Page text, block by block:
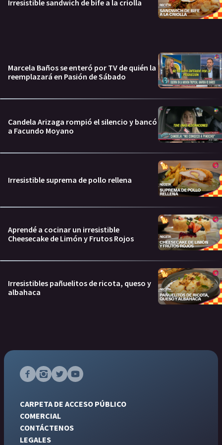
Irresistible sandwich de bife a la criolla
Marcela Baños se enteró por TV de quién la
reemplazará en Pasión de Sábado
Candela Arizaga rompió el silencio y bancó
a Facundo Moyano
Irresistible suprema de pollo rellena
Aprendé a cocinar un irresistible
Cheesecake de Limón y Frutos Rojos
Irresistibles pañuelitos de ricota, queso y
albahaca
CARPETA DE ACCESO PÚBLICO
COMERCIAL
CONTÁCTENOS
LEGALES